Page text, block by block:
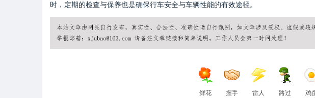
时，定期的检查与保养也是确保行车安全与车辆性能的有效途径。
鲜花 握手 雷人 路过 鸡